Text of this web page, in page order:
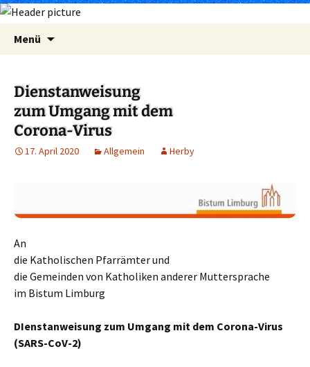
Menü
Dienstanweisung
zum Umgang mit dem
Corona-Virus
17. April 2020 Allgemein Herby
An
die Katholischen Pfarrämter und
die Gemeinden von Katholiken anderer Muttersprache
im Bistum Limburg
DIenstanweisung zum Umgang mit dem Corona-Virus
(SARS-CoV-2)